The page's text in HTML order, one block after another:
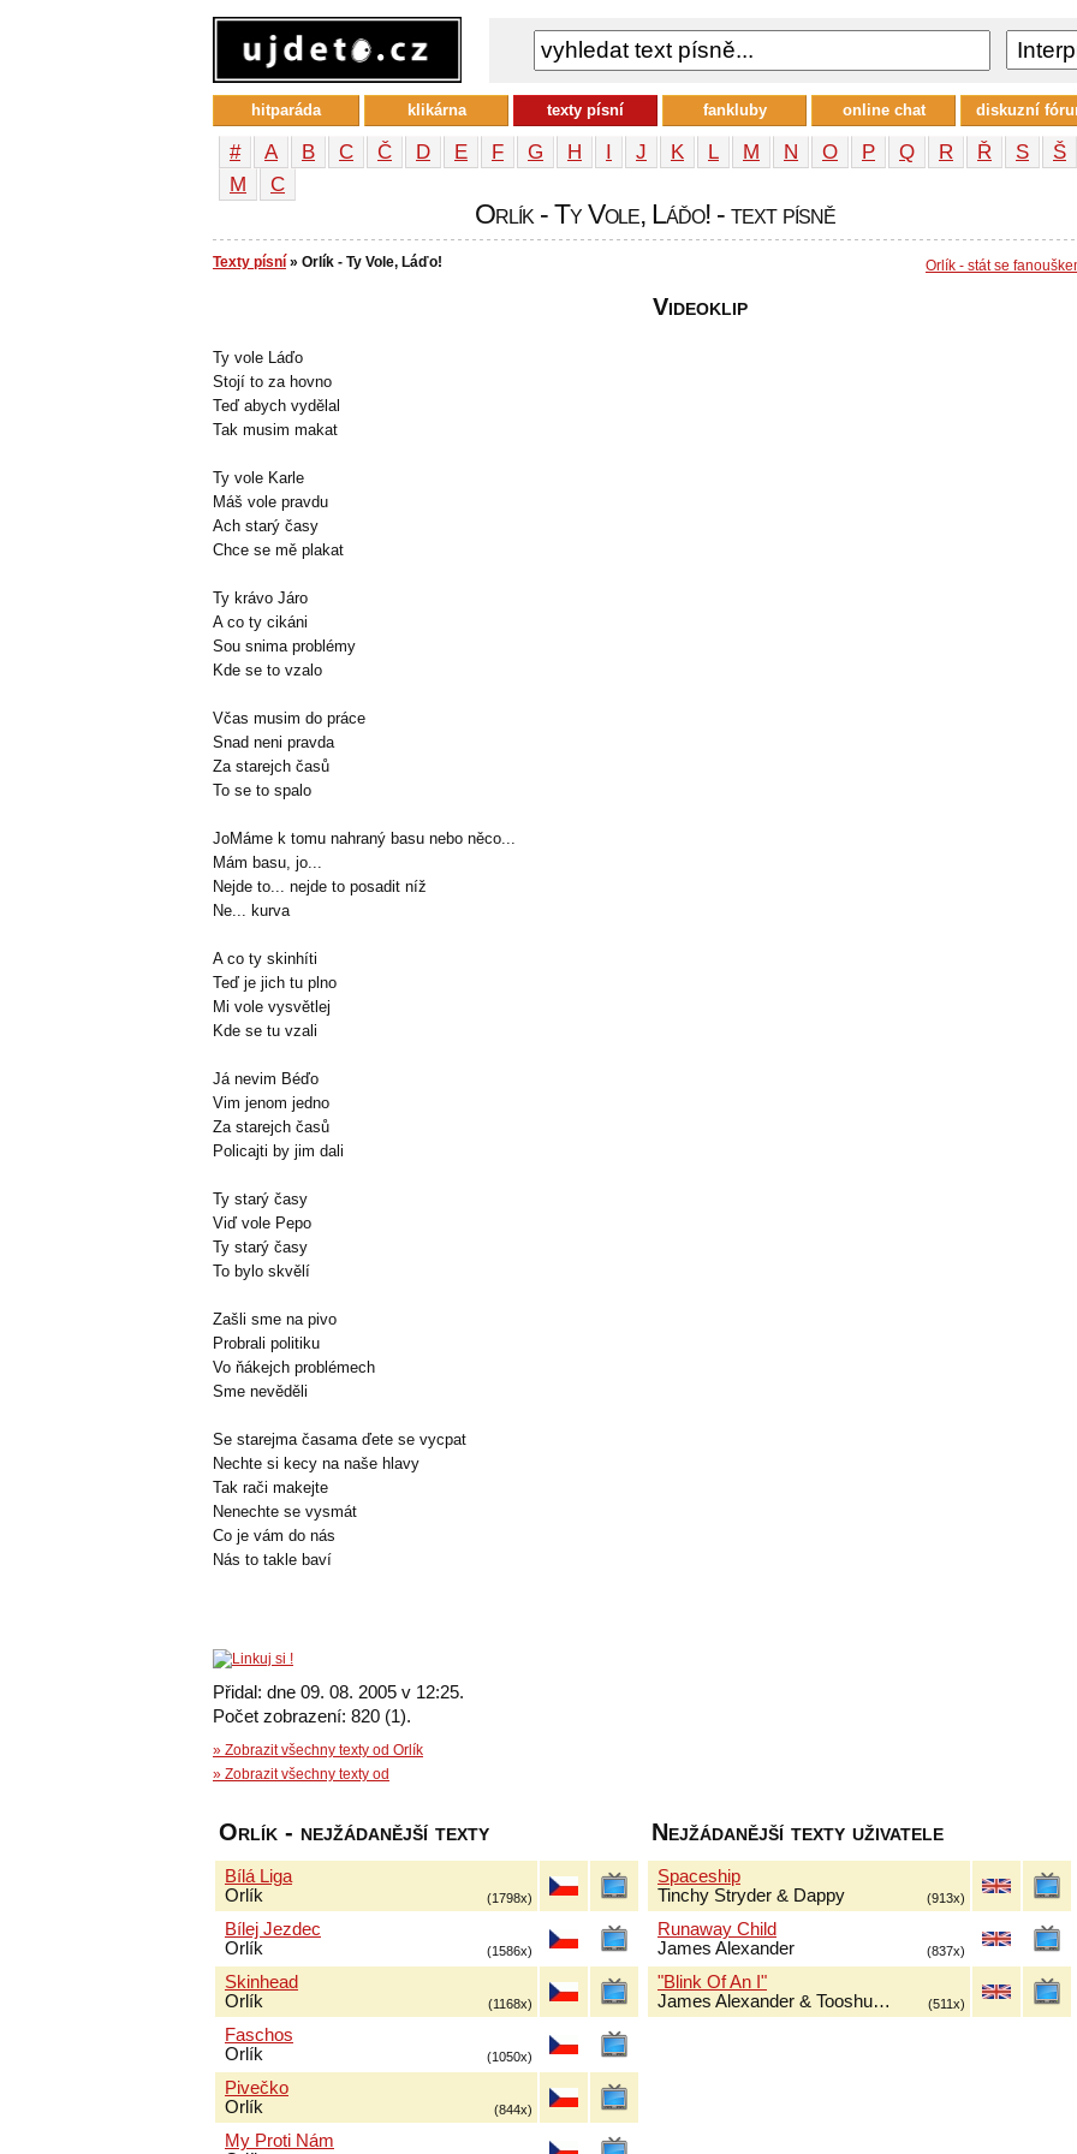
# A B C Č D E F G H I J K L M N O P Q R Ř S Š
М
С
Orlík - Ty Vole, Láďo! - text písně
Texty písní » Orlík - Ty Vole, Láďo! Orlík - stát se
Ty vole Láďo
Stojí to za hovno
Teď abych vydělal
Tak musim makat
Ty vole Karle
Máš vole pravdu
Ach starý časy
Chce se mě plakat
Ty krávo Járo
A co ty cikáni
Sou snima problémy
Kde se to vzalo
Včas musim do práce
Snad neni pravda
Za starejch časů
To se to spalo
JoMáme k tomu nahraný basu nebo něco...
Mám basu, jo...
Nejde to... nejde to posadit níž
Ne... kurva
A co ty skinhíti
Teď je jich tu plno
Mi vole vysvětlej
Kde se tu vzali
Já nevim Béďo
Vim jenom jedno
Za starejch časů
Policajti by jim dali
Ty starý časy
Viď vole Pepo
Ty starý časy
To bylo skvělí
Zašli sme na pivo
Probrali politiku
Vo ňákejch problémech
Sme nevěděli
Se starejma časama ďete se vycpat
Nechte si kecy na naše hlavy
Tak rači makejte
Nenechte se vysmát
Co je vám do nás
Nás to takle baví
Přidal: dne 09. 08. 2005 v 12:25.
Počet zobrazení: 820 (1).
» Zobrazit všechny texty od Orlík
» Zobrazit všechny texty od
Videoklip
Orlík - nejžádanější texty
Bílá Liga
Orlík
(1798x)
Bílej Jezdec
Orlík
(1586x)
Skinhead
Orlík
(1168x)
Faschos
Orlík
(1050x)
Pivečko
Orlík
(844x)
My Proti Nám
Nejžádanější texty uživatele
Spaceship
Tinchy Stryder & Dappy
(913x)
Runaway Child
James Alexander
(837x)
"Blink Of An I"
James Alexander & Tooshu…
(511x)
hitparáda klikárna texty písní fankluby online chat diskuzní